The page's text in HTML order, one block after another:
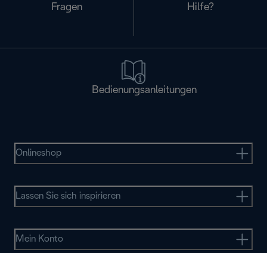
Fragen
Hilfe?
Bedienungsanleitungen
Onlineshop
Lassen Sie sich inspirieren
Mein Konto